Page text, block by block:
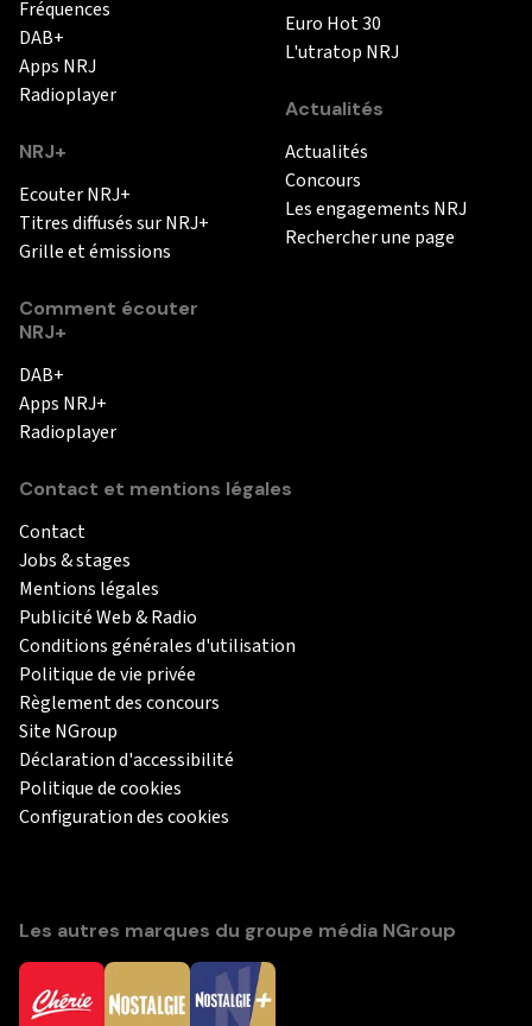
Fréquences
DAB+
Apps NRJ
Radioplayer
NRJ+
Ecouter NRJ+
Titres diffusés sur NRJ+
Grille et émissions
Comment écouter
NRJ+
DAB+
Apps NRJ+
Radioplayer
Euro Hot 30
L'utratop NRJ
Actualités
Actualités
Concours
Les engagements NRJ
Rechercher une page
Contact et mentions légales
Contact
Jobs & stages
Mentions légales
Publicité Web & Radio
Conditions générales d'utilisation
Politique de vie privée
Règlement des concours
Site NGroup
Déclaration d'accessibilité
Politique de cookies
Configuration des cookies
Les autres marques du groupe média NGroup